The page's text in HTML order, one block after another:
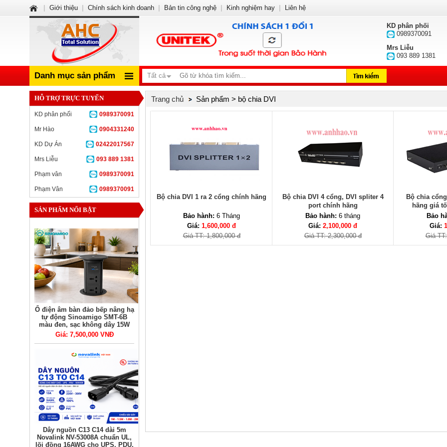
KD phân phối
0989370091
Mrs Liễu
093 889 1381
Danh mục sản phẩm Tất cả
HỖ TRỢ TRỰC TUYẾN
0989370091
KD phân phối
0904331240
Mr Hào
02422017567
KD Dự Án
093 889 1381
Mrs Liễu
0989370091
Phạm vân
0989370091
Phạm Vân
SẢN PHẨM NỔI BẬT
Ổ điện âm bàn đảo bếp nâng hạ
tự động Sinoamigo SMT-6B
màu đen, sạc không dây 15W
Giá: 7,500,000 VNĐ
Dây nguồn C13 C14 dài 5m
Novalink NV-53008A chuẩn UL,
lõi đồng 16AWG cho UPS, PDU,
Trang chủ Sản phẩm > bộ chia DVI
Bộ chia DVI 1 ra 2 cổng chính hãng
Bảo hành: 6 Tháng
Giá: 1,600,000 đ
Giá TT: 1,800,000 đ
Bộ chia DVI 4 cổng, DVI spliter 4
port chính hãng
Bảo hành: 6 tháng
Giá: 2,100,000 đ
Giá TT: 2,300,000 đ
Bộ chia
hãng giá
Bảo
Giá:
Giá
Giới thiệu Chính sách kinh doanh Bản tin công nghệ Kinh nghiệm hay Liên hệ